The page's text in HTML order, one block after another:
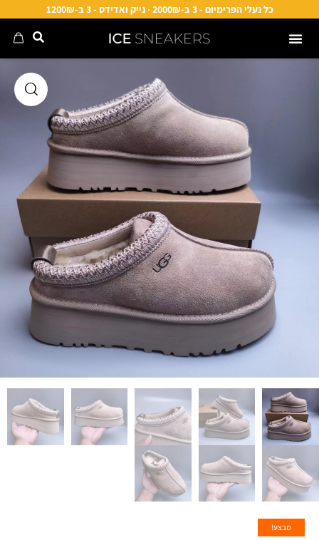
כל נעלי הפרימיום - 3 ב-2000₪ · נייק ואדידס - 3 ב-1200₪
מבצע!